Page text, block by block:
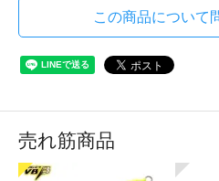
この商品について
売れ筋商品